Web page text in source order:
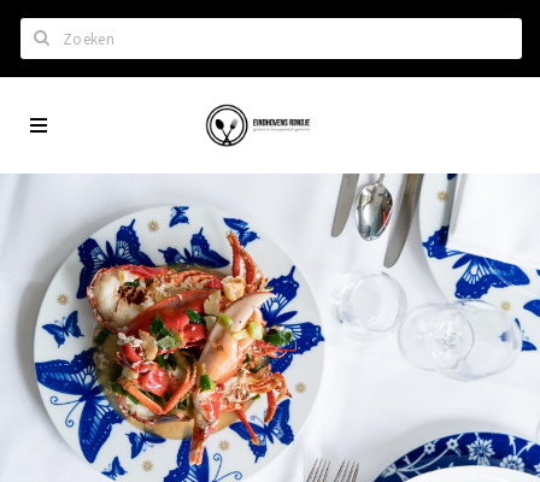
Home
Het laatste nieuws in Eindhoven
Lijstjes met Eindhoven tips
Roddels...
Restaurants en meer
Agenda
Hotels
City